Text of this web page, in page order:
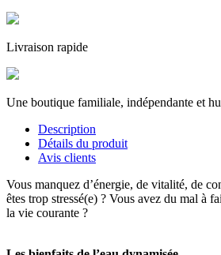
Livraison rapide
Une boutique familiale, indépendante et
Description
Détails du produit
Avis clients
Vous manquez d’énergie, de vitalité, de
êtes trop stressé(e) ? Vous avez du mal à
la vie courante ?